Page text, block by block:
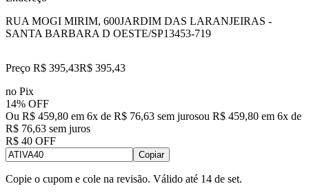
RUA MOGI MIRIM, 600JARDIM DAS LARANJEIRAS -
SANTA BARBARA D OESTE/SP13453-719
Preço R$ 395,43R$ 395,43
no Pix
14% OFF
Ou R$ 459,80 em 6x de R$ 76,63 sem jurosou R$ 459,80 em 6x de
R$ 76,63 sem juros
R$ 40 OFF
Copiar
Copie o cupom e cole na revisão. Válido até 14 de set.